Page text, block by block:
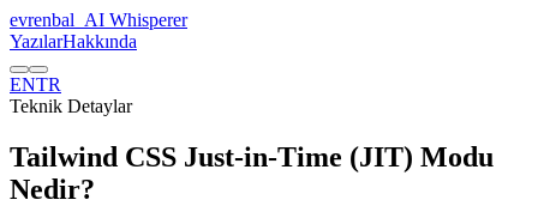
evrenbal AI Whisperer
YazılarHakkında
ENTR
Teknik Detaylar
Tailwind CSS Just-in-Time (JIT) Modu
Nedir?